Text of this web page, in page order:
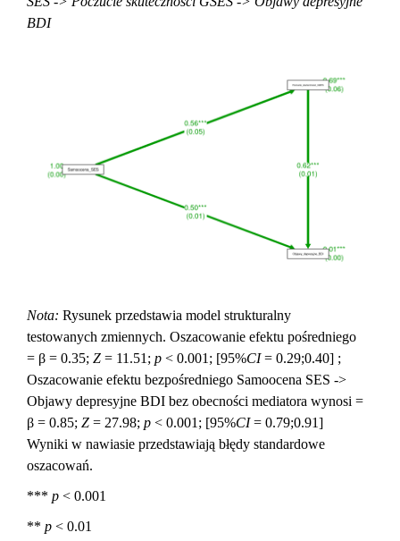
BDI
Nota: Rysunek przedstawia model strukturalny
testowanych zmiennych. Oszacowanie efektu pośredniego
= β = 0.35; Z = 11.51; p < 0.001; [95%CI= 0.29;0.40] ;
Oszacowanie efektu bezpośredniego Samoocena SES ->
Objawy depresyjne BDI bez obecności mediatora wynosi =
β = 0.85; Z = 27.98; p < 0.001; [95%CI= 0.79;0.91]
Wyniki w nawiasie przedstawiają błędy standardowe
oszacowań.
*** p < 0.001
** p < 0.01